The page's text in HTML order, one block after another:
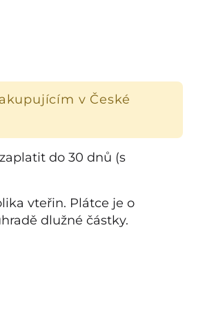
v České
do 30 dnů (s
vteřin. Plátce je o
dlužné částky.